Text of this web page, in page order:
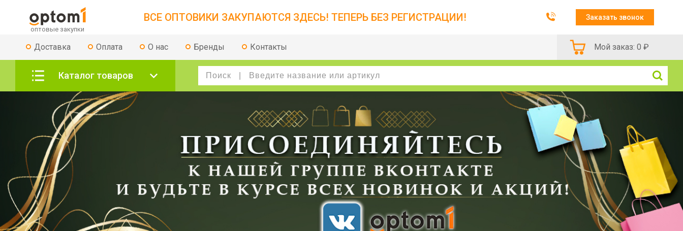
ВСЕ ОПТОВИКИ ЗАКУПАЮТСЯ ЗДЕСЬ! ТЕПЕРЬ БЕЗ РЕГИСТРАЦИИ! Заказать звонок
Доставка Оплата О нас Бренды Контакты Мой заказ: 0 ₽
Каталог товаров